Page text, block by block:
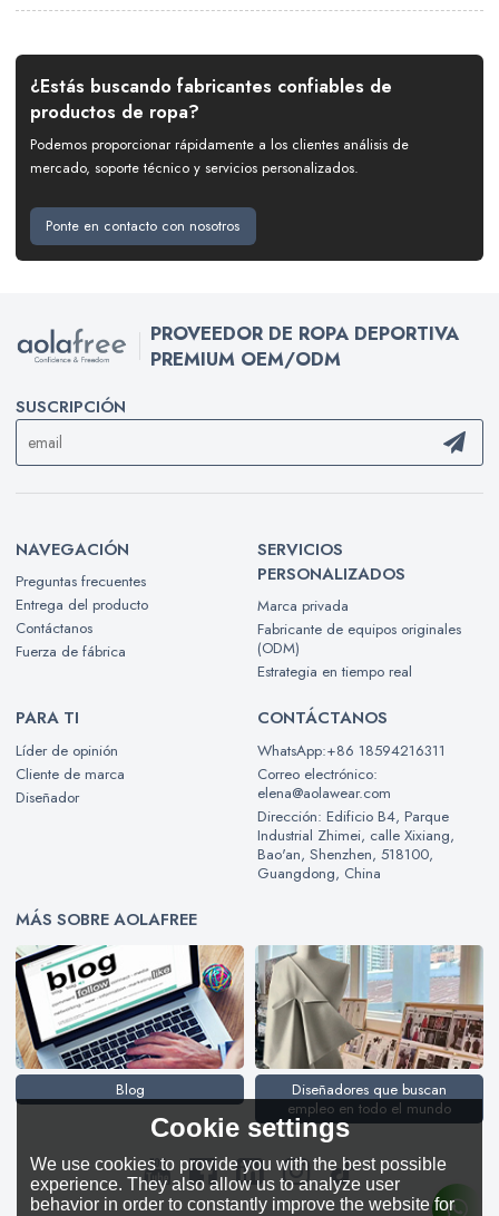
¿Estás buscando fabricantes confiables de
productos de ropa?
Podemos proporcionar rápidamente a los clientes análisis de
mercado, soporte técnico y servicios personalizados.
Ponte en contacto con nosotros
PROVEEDOR DE ROPA DEPORTIVA
PREMIUM OEM/ODM
SUSCRIPCIÓN
NAVEGACIÓN
Preguntas frecuentes
Entrega del producto
Contáctanos
Fuerza de fábrica
SERVICIOS
PERSONALIZADOS
Marca privada
Fabricante de equipos originales
(ODM)
Estrategia en tiempo real
PARA TI
Líder de opinión
Cliente de marca
Diseñador
CONTÁCTANOS
WhatsApp:+86 18594216311
Correo electrónico:
elena@aolawear.com
Dirección: Edificio B4, Parque
Industrial Zhimei, calle Xixiang,
Bao'an, Shenzhen, 518100,
Guangdong, China
MÁS SOBRE AOLAFREE
Blog
Diseñadores que buscan
empleo en todo el mundo
Cookie settings
We use cookies to provide you with the best possible
experience. They also allow us to analyze user
behavior in order to constantly improve the website for